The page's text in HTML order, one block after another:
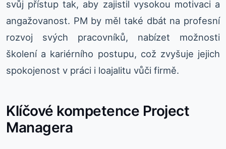
svůj přístup tak, aby zajistil vysokou motivaci a
angažovanost. PM by měl také dbát na profesní
rozvoj svých pracovníků, nabízet možnosti
školení a kariérního postupu, což zvyšuje jejich
spokojenost v práci i loajalitu vůči firmě.
Klíčové kompetence Project
Managera